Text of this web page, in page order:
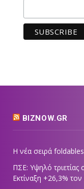
BIZNOW.GR
Η νέα σειρά
ΠΣΕ: Υψηλό τριετίας
Εκτίναξη +26,3% τον